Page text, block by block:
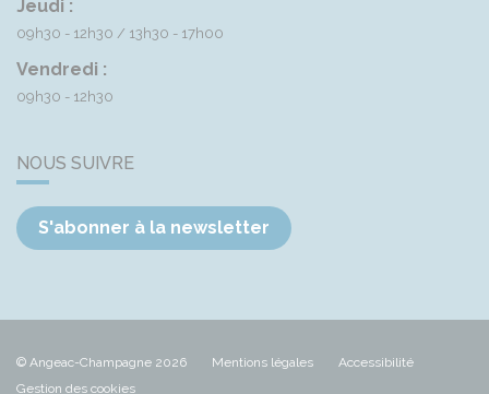
Jeudi :
09h30 - 12h30 13h30 - 17h00
Vendredi :
09h30 - 12h30
NOUS SUIVRE
S'abonner à la newsletter
© Angeac-Champagne 2026 Mentions légales
Accessibilité
Gestion des cookies